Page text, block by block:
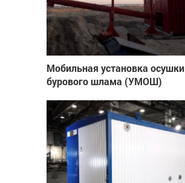
Мобильная установка осушки
бурового шлама (УМОШ)